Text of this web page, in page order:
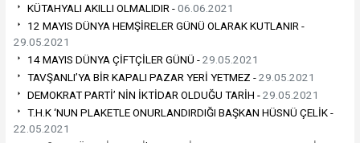
KÜTAHYALI AKILLI OLMALIDIR -06.06.2021
12 MAYIS DÜNYA HEMŞİRELER GÜNÜ OLARAK KUTLANIR -
29.05.2021
14 MAYIS DÜNYA ÇİFTÇİLER GÜNÜ -29.05.2021
TAVŞANLI’YA BİR KAPALI PAZAR YERİ YETMEZ -29.05.2021
DEMOKRAT PARTİ’ NİN İKTİDAR OLDUĞU TARİH -29.05.2021
T.H.K ‘NUN PLAKETLE ONURLANDIRDIĞI BAŞKAN HÜSNÜ ÇELİK -
22.05.2021